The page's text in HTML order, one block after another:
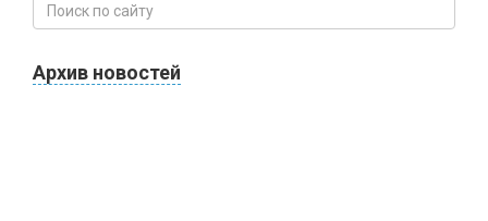
Архив новостей